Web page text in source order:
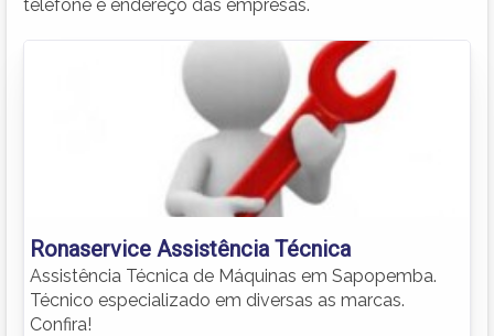
telefone e endereço das empresas.
Ronaservice Assistência Técnica
Assistência Técnica de Máquinas em Sapopemba.
Técnico especializado em diversas as marcas.
Confira!